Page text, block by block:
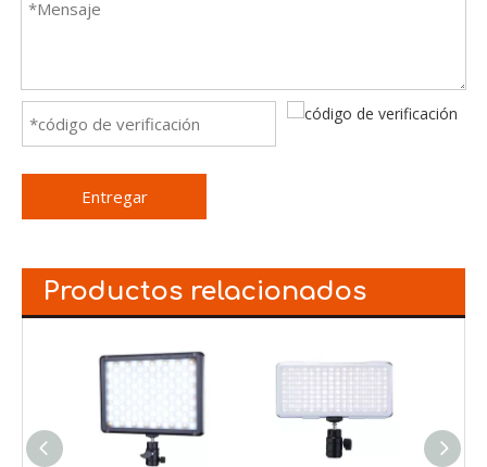
Entregar
Productos relacionados